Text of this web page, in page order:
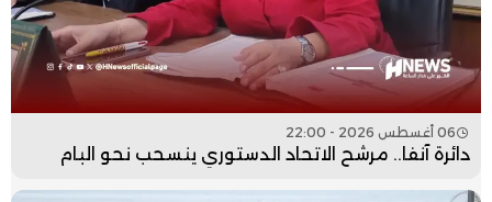
06 أغسطس 2026 - 22:00
دائرة آنفا.. مرشح الاتحاد الدستوري ينسحب نحو البام